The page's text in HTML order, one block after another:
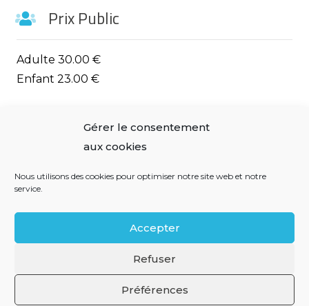
Gérer le consentement
aux cookies
Nous utilisons des cookies pour optimiser notre site web et notre
service.
Accepter
Refuser
Préférences
Prix Public
Adulte 30.00 €
Enfant 23.00 €
Observations
3 à 12 ans